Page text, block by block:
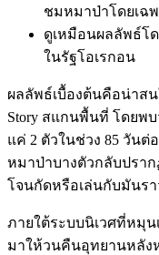
ชมหมาป่าโดยเฉพ
ดูเหมือนผลลัพธ์โ
ในรัฐโอเรกอน
ผลลัพธ์เบื้องต้นคือน่าสน
Story สแกนพื้นที่ โดยพบ
แค่ 2 ตัวในช่วง 85 วันต่
หมาป่าบางตัวกลับปรา
โจนกัดหรือเล่นกับมันร
ภายใต้ระบบนิเวศที่หมุน
มาให้วนคืนอุทยานหลัง